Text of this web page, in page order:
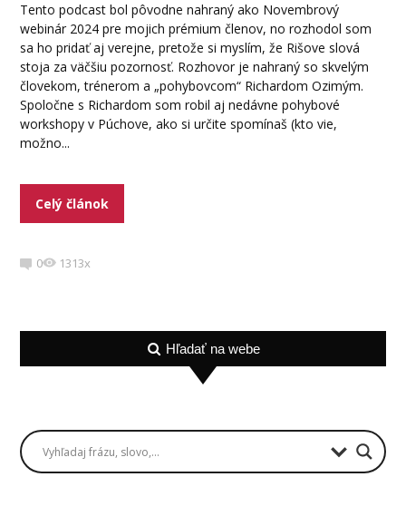
Tento podcast bol pôvodne nahraný ako Novembrový
webinár 2024 pre mojich prémium členov, no rozhodol som
sa ho pridať aj verejne, pretože si myslím, že Rišove slová
stoja za väčšiu pozornosť. Rozhovor je nahraný so skvelým
človekom, trénerom a „pohybovcom“ Richardom Ozimým.
Spoločne s Richardom som robil aj nedávne pohybové
workshopy v Púchove, ako si určite spomínaš (kto vie,
možno...
Celý článok
0 1313x
Hľadať na webe